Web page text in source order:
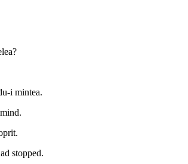
i mintea.
stopped.